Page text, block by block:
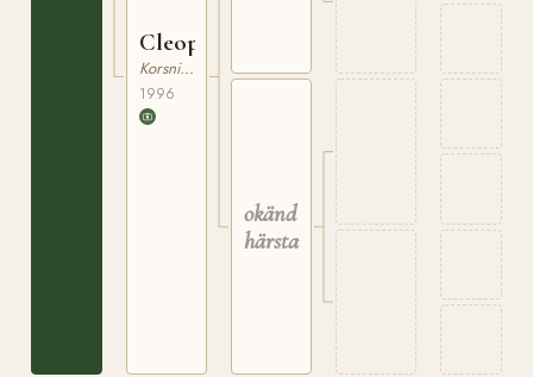
Cleopatra
Korsningsponny
1996
okänd
härstamning